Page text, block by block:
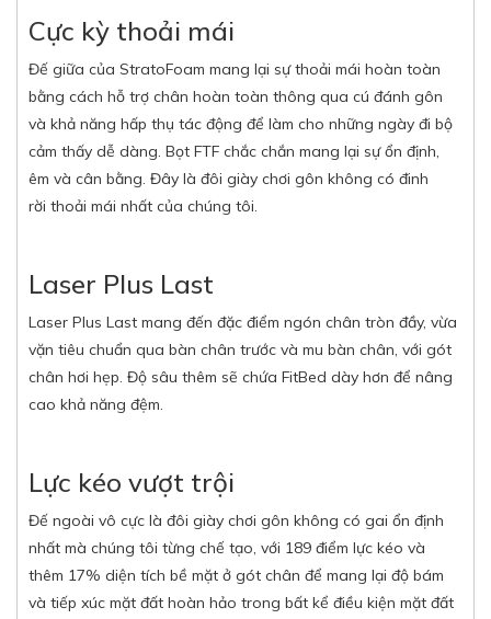
Cực kỳ thoải mái
Đế giữa của StratoFoam mang lại sự thoải mái hoàn toàn
bằng cách hỗ trợ chân hoàn toàn thông qua cú đánh gôn
và khả năng hấp thụ tác động để làm cho những ngày đi bộ
cảm thấy dễ dàng. Bọt FTF chắc chắn mang lại sự ổn định,
êm và cân bằng. Đây là đôi giày chơi gôn không có đinh
rời thoải mái nhất của chúng tôi.
Laser Plus Last
Laser Plus Last mang đến đặc điểm ngón chân tròn đầy, vừa
vặn tiêu chuẩn qua bàn chân trước và mu bàn chân, với gót
chân hơi hẹp. Độ sâu thêm sẽ chứa FitBed dày hơn để nâng
cao khả năng đệm.
Lực kéo vượt trội
Đế ngoài vô cực là đôi giày chơi gôn không có gai ổn định
nhất mà chúng tôi từng chế tạo, với 189 điểm lực kéo và
thêm 17% diện tích bề mặt ở gót chân để mang lại độ bám
và tiếp xúc mặt đất hoàn hảo trong bất kể điều kiện mặt đất